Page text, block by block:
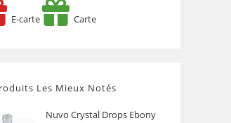
E-carte Carte
Les Mieux Notés
Nuvo Crystal Drops Ebony